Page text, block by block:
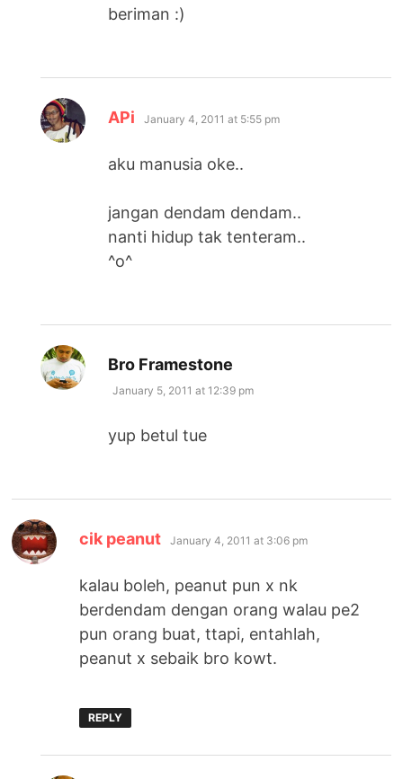
beriman :)
APi says:
January 4, 2011 at 5:55 pm
aku manusia oke..
jangan dendam dendam..
nanti hidup tak tenteram..
^o^
Bro Framestone
January 5, 2011 at 12:39 pm
yup betul tue
cik peanut says:
January 4, 2011 at 3:06 pm
kalau boleh, peanut pun x nk
berdendam dengan orang walau pe2
pun orang buat, ttapi, entahlah,
peanut x sebaik bro kowt.
REPLY